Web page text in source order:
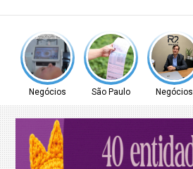
Negócios São Paulo Negócios